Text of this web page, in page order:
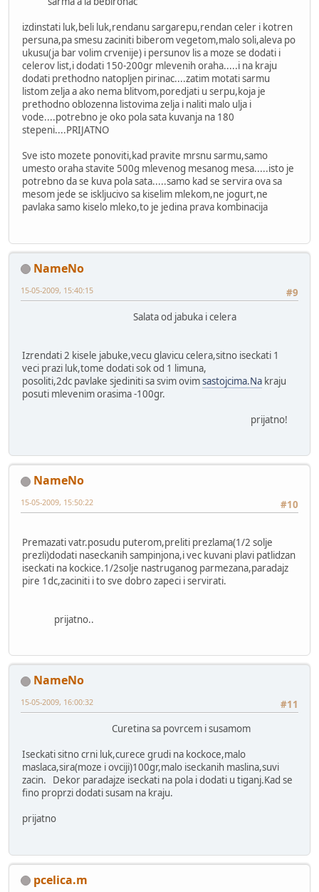
izdinstati luk,beli luk,rendanu sargarepu,rendan celer i kotren
persuna,pa smesu zaciniti biberom vegetom,malo soli,aleva po
ukusu(ja bar volim crvenije) i persunov lis a moze se dodati i
celerov list,i dodati 150-200gr mlevenih oraha.....i na kraju
dodati prethodno natopljen pirinac....zatim motati sarmu
listom zelja a ako nema blitvom,poredjati u serpu,koja je
prethodno oblozenna listovima zelja i naliti malo ulja i
vode....potrebno je oko pola sata kuvanja na 180
stepeni....PRIJATNO
Sve isto mozete ponoviti,kad pravite mrsnu sarmu,samo
umesto oraha stavite 500g mlevenog mesanog mesa.....isto je
potrebno da se kuva pola sata.....samo kad se servira ova sa
mesom jede se iskljucivo sa kiselim mlekom,ne jogurt,ne
pavlaka samo kiselo mleko,to je jedina prava kombinacija
NameNo
#9
15-05-2009, 15:40:15
Salata od jabuka i celera
Izrendati 2 kisele jabuke,vecu glavicu celera,sitno iseckati 1
veci prazi luk,tome dodati sok od 1 limuna,
posoliti,2dc pavlake sjediniti sa svim ovimsastojcima.Na kraju
posuti mlevenim orasima -100gr.
prijatno!
NameNo
#10
15-05-2009, 15:50:22
Premazati vatr.posudu puterom,preliti prezlama(1/2 solje
prezli)dodati naseckanih sampinjona,i vec kuvani plavi patlidzan
iseckati na kockice.1/2solje nastruganog parmezana,paradajz
pire 1dc,zaciniti i to sve dobro zapeci i servirati.
prijatno..
NameNo
#11
15-05-2009, 16:00:32
Curetina sa povrcem i susamom
Iseckati sitno crni luk,curece grudi na kockoce,malo
maslaca,sira(moze i ovciji)100gr,malo iseckanih maslina,suvi
zacin. Dekor paradajze iseckati na pola i dodati u tiganj.Kad se
fino proprzi dodati susam na kraju.
prijatno
pcelica.m